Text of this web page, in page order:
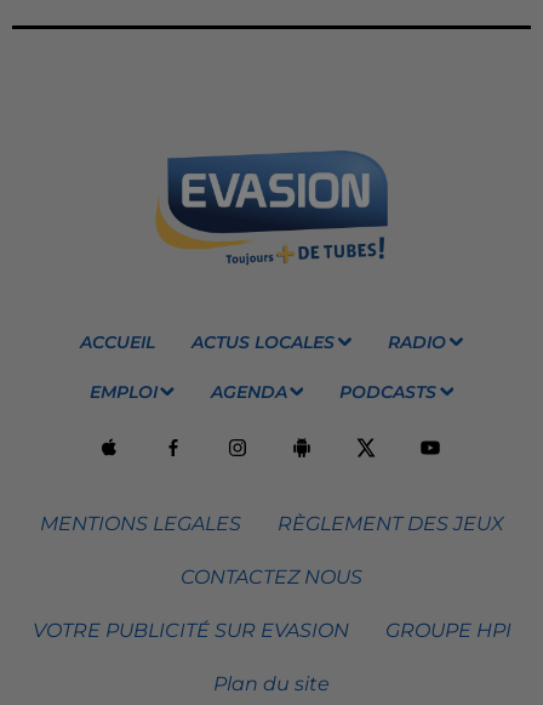
ACCUEIL ACTUS LOCALES RADIO
EMPLOI AGENDA PODCASTS
MENTIONS LEGALES RÈGLEMENT DES JEUX
CONTACTEZ NOUS
VOTRE PUBLICITÉ SUR EVASION GROUPE HPI
Plan du site